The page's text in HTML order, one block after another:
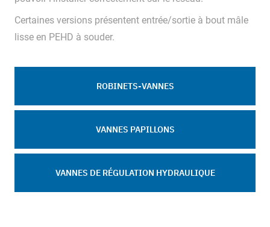
Certaines versions présentent entrée/sortie à bout mâle
lisse en PEHD à souder.
ROBINETS-VANNES
VANNES PAPILLONS
VANNES DE RÉGULATION HYDRAULIQUE